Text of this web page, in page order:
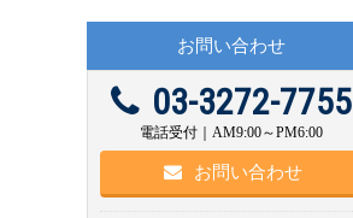
お問い合わせ
03-3272-7755
電話受付｜AM9:00～PM6:00
お問い合わせ